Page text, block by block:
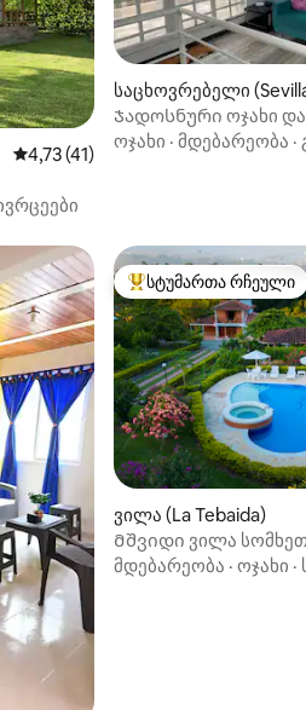
საშუალო შეფასებაა 5‑დან 4,73,
4,73 (41)
საცხოვრებელი
Ჯადოსნური ოჯახი
სახლი
ოჯახი · მდებარეობა ·
სტუმართა რჩეული
სტუმართა რჩეული
ვილა (La Tebaida)
Მშვიდი ვილა
Veraneras.
მდებარეობა · ოჯახი ·